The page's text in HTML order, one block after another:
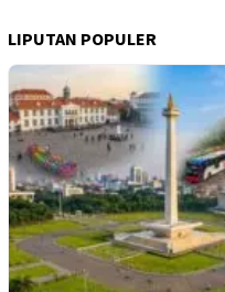
LIPUTAN POPULER